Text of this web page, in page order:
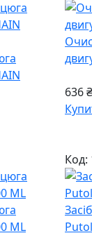
636 ₴
ML
Код: